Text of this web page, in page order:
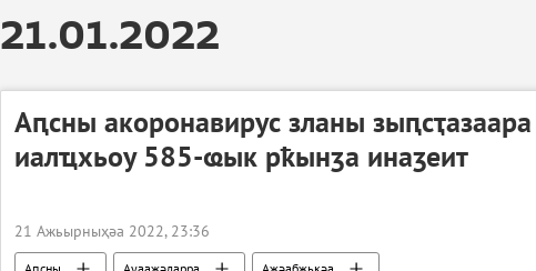
21.01.2022
Аԥсны акоронавирус зланы зыԥсҭазаара
иалҵхьоу 585-ҩык рҟынӡа инаӡеит
21 Ажьырныҳәа 2022, 23:36